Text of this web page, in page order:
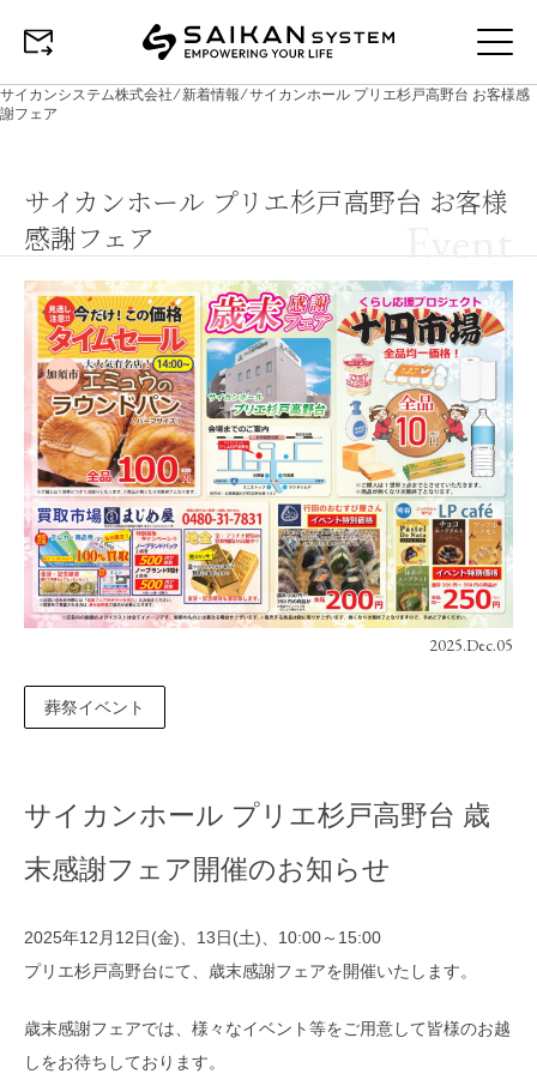
サイカンシステム株式会社⁄新着情報⁄サイカンホール プリエ杉戸高野台 お客様感
謝フェア
サイカンホール プリエ杉戸高野台 お客様
感謝フェア
Event
2025.Dec.05
葬祭イベント
サイカンホール プリエ杉戸高野台 歳
末感謝フェア開催のお知らせ
2025年12月12日(金)、13日(土)、10:00～15:00
プリエ杉戸高野台にて、歳末感謝フェアを開催いたします。
歳末感謝フェアでは、様々なイベント等をご用意して皆様のお越
しをお待ちしております。